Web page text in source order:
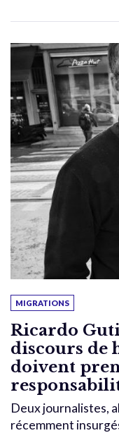
MIGRATIONS
Ricardo
discours de
doivent
Deux journalistes,
récemment